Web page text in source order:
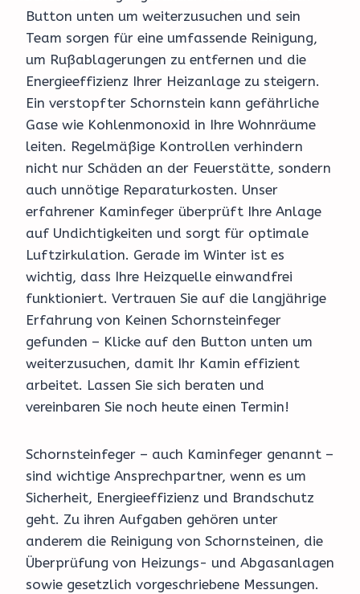
Button unten um weiterzusuchen und sein
Team sorgen für eine umfassende Reinigung,
um Rußablagerungen zu entfernen und die
Energieeffizienz Ihrer Heizanlage zu steigern.
Ein verstopfter Schornstein kann gefährliche
Gase wie Kohlenmonoxid in Ihre Wohnräume
leiten. Regelmäßige Kontrollen verhindern
nicht nur Schäden an der Feuerstätte, sondern
auch unnötige Reparaturkosten. Unser
erfahrener Kaminfeger überprüft Ihre Anlage
auf Undichtigkeiten und sorgt für optimale
Luftzirkulation. Gerade im Winter ist es
wichtig, dass Ihre Heizquelle einwandfrei
funktioniert. Vertrauen Sie auf die langjährige
Erfahrung von Keinen Schornsteinfeger
gefunden – Klicke auf den Button unten um
weiterzusuchen, damit Ihr Kamin effizient
arbeitet. Lassen Sie sich beraten und
vereinbaren Sie noch heute einen Termin!
Schornsteinfeger – auch Kaminfeger genannt –
sind wichtige Ansprechpartner, wenn es um
Sicherheit, Energieeffizienz und Brandschutz
geht. Zu ihren Aufgaben gehören unter
anderem die Reinigung von Schornsteinen, die
Überprüfung von Heizungs- und Abgasanlagen
sowie gesetzlich vorgeschriebene Messungen.